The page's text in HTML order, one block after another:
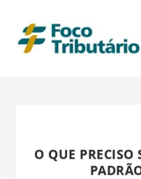
O QUE PRECISO